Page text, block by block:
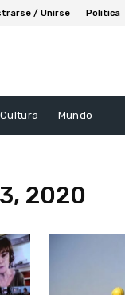
/ Unirse Politica
Cultura Mundo
2020